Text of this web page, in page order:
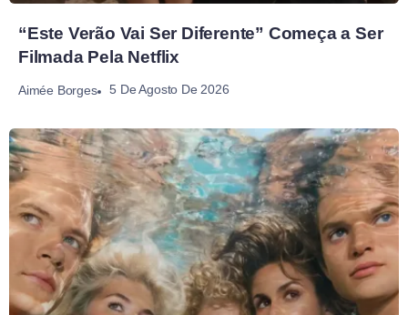
“Este Verão Vai Ser Diferente” Começa a Ser
Filmada Pela Netflix
Aimée Borges 5 De Agosto De 2026